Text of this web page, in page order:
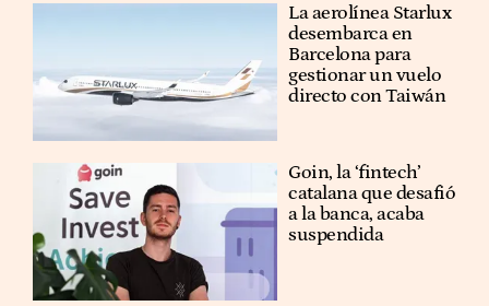
La aerolínea Starlux
desembarca en
Barcelona para
gestionar un vuelo
directo con Taiwán
Goin, la ‘fintech’
catalana que desafió
a la banca, acaba
suspendida